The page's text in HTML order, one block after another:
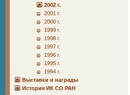
2002 г.
2001 г.
2000 г.
1999 г.
1998 г.
1997 г.
1996 г.
1995 г.
1994 г.
Выставки и награды
История ИК СО РАН